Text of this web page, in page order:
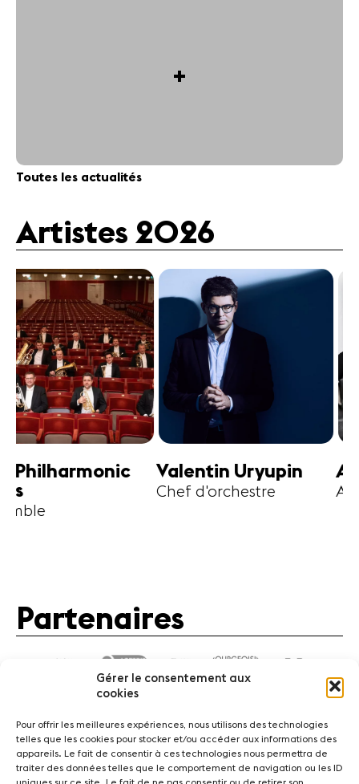
Gérer le consentement aux
cookies
Pour offrir les meilleures expériences, nous utilisons des technologies
telles que les cookies pour stocker et/ou accéder aux informations des
appareils. Le fait de consentir à ces technologies nous permettra de
traiter des données telles que le comportement de navigation ou les ID
+
Toutes les actualités
Artistes 2026
Valentin Uryupin
Chef d'orchestre
Amihai
Partenaires
ActualitésConcerts Bénévoles Médiation